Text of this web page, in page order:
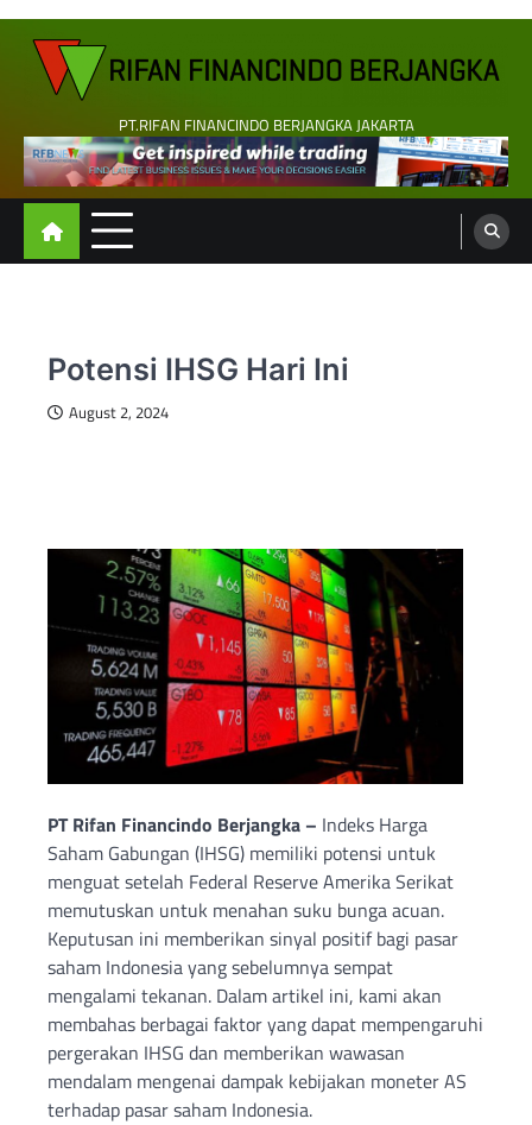
Skip
content
PT.RIFAN FINANCINDO BERJANGKA JAKARTA
Potensi IHSG Hari Ini
August 2, 2024
PT Rifan Financindo Berjangka – Indeks Harga
Saham Gabungan (IHSG) memiliki potensi untuk
menguat setelah Federal Reserve Amerika Serikat
memutuskan untuk menahan suku bunga acuan.
Keputusan ini memberikan sinyal positif bagi pasar
saham Indonesia yang sebelumnya sempat
mengalami tekanan. Dalam artikel ini, kami akan
membahas berbagai faktor yang dapat mempengaruhi
pergerakan IHSG dan memberikan wawasan
mendalam mengenai dampak kebijakan moneter AS
terhadap pasar saham Indonesia.